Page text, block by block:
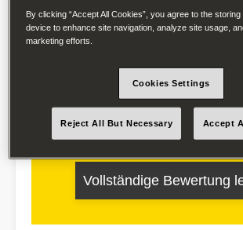
Robomow Rasenmähroboter, der
und den ersten Betriebsstunden.
Vollständige Bewertung
By clicking “Accept All Cookies”, you agree to the
device to enhance site navigation, analyze site usage,
marketing efforts.
Cookies Settings
Reject All But Necessary Accept